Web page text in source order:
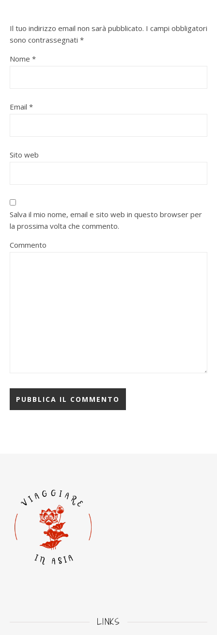
Il tuo indirizzo email non sarà pubblicato. I campi obbligatori
sono contrassegnati *
Nome *
Email *
Sito web
Salva il mio nome, email e sito web in questo browser per
la prossima volta che commento.
Commento
LINKS